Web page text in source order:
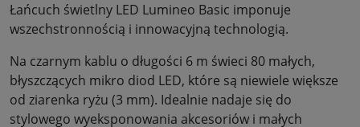
Łańcuch świetlny LED Lumineo Basic imponuje
wszechstronnością i innowacyjną technologią.
Na czarnym kablu o długości 6 m świeci 80 małych,
błyszczących mikro diod LED, które są niewiele większe
od ziarenka ryżu (3 mm). Idealnie nadaje się do
stylowego wyeksponowania akcesoriów i małych